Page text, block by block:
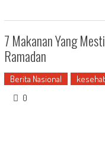
7 Makanan Yang
Ramadan
Berita Nasional
0